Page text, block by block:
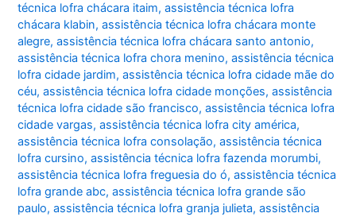
técnica lofra chácara itaim,assistência técnica lofra
chácara klabin,assistência técnica lofra chácara monte
alegre,assistência técnica lofra chácara santo antonio,
assistência técnica lofra chora menino,assistência técnica
lofra cidade jardim,assistência técnica lofra cidade mãe do
céu,assistência técnica lofra cidade monções,assistência
técnica lofra cidade são francisco,assistência técnica lofra
cidade vargas,assistência técnica lofra city américa,
assistência técnica lofra consolação,assistência técnica
lofra cursino,assistência técnica lofra fazenda morumbi,
assistência técnica lofra freguesia do ó,assistência técnica
lofra grande abc,assistência técnica lofra grande são
paulo,assistência técnica lofra granja julieta,assistência